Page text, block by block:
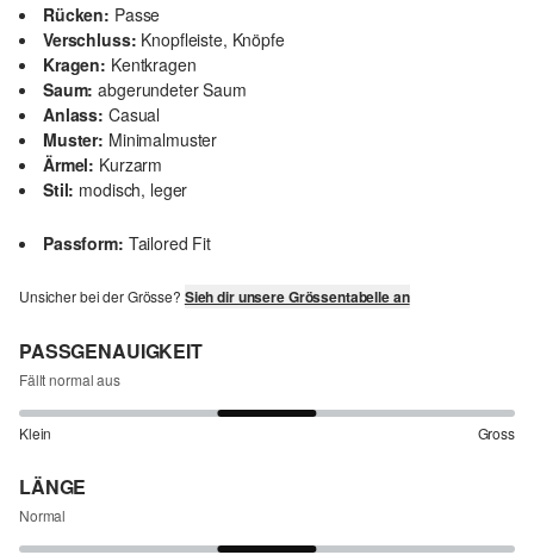
Rücken: Passe
Verschluss: Knopfleiste, Knöpfe
Kragen: Kentkragen
Saum: abgerundeter Saum
Anlass: Casual
Muster: Minimalmuster
Ärmel: Kurzarm
Stil: modisch, leger
Passform: Tailored Fit
Unsicher bei der Grösse? Sieh dir unsere Grössentabelle an
PASSGENAUIGKEIT
Fällt normal aus
Klein Gross
LÄNGE
Normal